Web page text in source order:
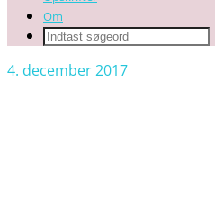
Om
4. december 2017